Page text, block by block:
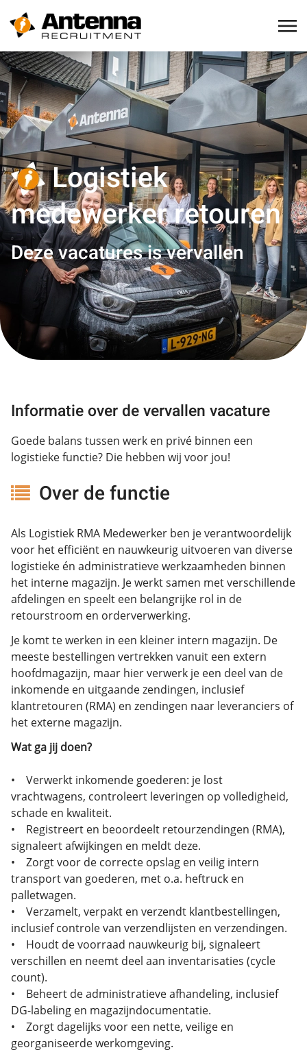
Logistiek
medewerker retouren
Deze vacatures is vervallen
Informatie over de vervallen vacature
Goede balans tussen werk en privé binnen een
logistieke functie? Die hebben wij voor jou!
Over de functie
Als Logistiek RMA Medewerker ben je verantwoordelijk
voor het efficiënt en nauwkeurig uitvoeren van diverse
logistieke én administratieve werkzaamheden binnen
het interne magazijn. Je werkt samen met verschillende
afdelingen en speelt een belangrijke rol in de
retourstroom en orderverwerking.
Je komt te werken in een kleiner intern magazijn. De
meeste bestellingen vertrekken vanuit een extern
hoofdmagazijn, maar hier verwerk je een deel van de
inkomende en uitgaande zendingen, inclusief
klantretouren (RMA) en zendingen naar leveranciers of
het externe magazijn.
Wat ga jij doen?
• Verwerkt inkomende goederen: je lost
vrachtwagens, controleert leveringen op volledigheid,
schade en kwaliteit.
• Registreert en beoordeelt retourzendingen (RMA),
signaleert afwijkingen en meldt deze.
• Zorgt voor de correcte opslag en veilig intern
transport van goederen, met o.a. heftruck en
palletwagen.
• Verzamelt, verpakt en verzendt klantbestellingen,
inclusief controle van verzendlijsten en verzendingen.
• Houdt de voorraad nauwkeurig bij, signaleert
verschillen en neemt deel aan inventarisaties (cycle
count).
• Beheert de administratieve afhandeling, inclusief
DG-labeling en magazijndocumentatie.
• Zorgt dagelijks voor een nette, veilige en
georganiseerde werkomgeving.